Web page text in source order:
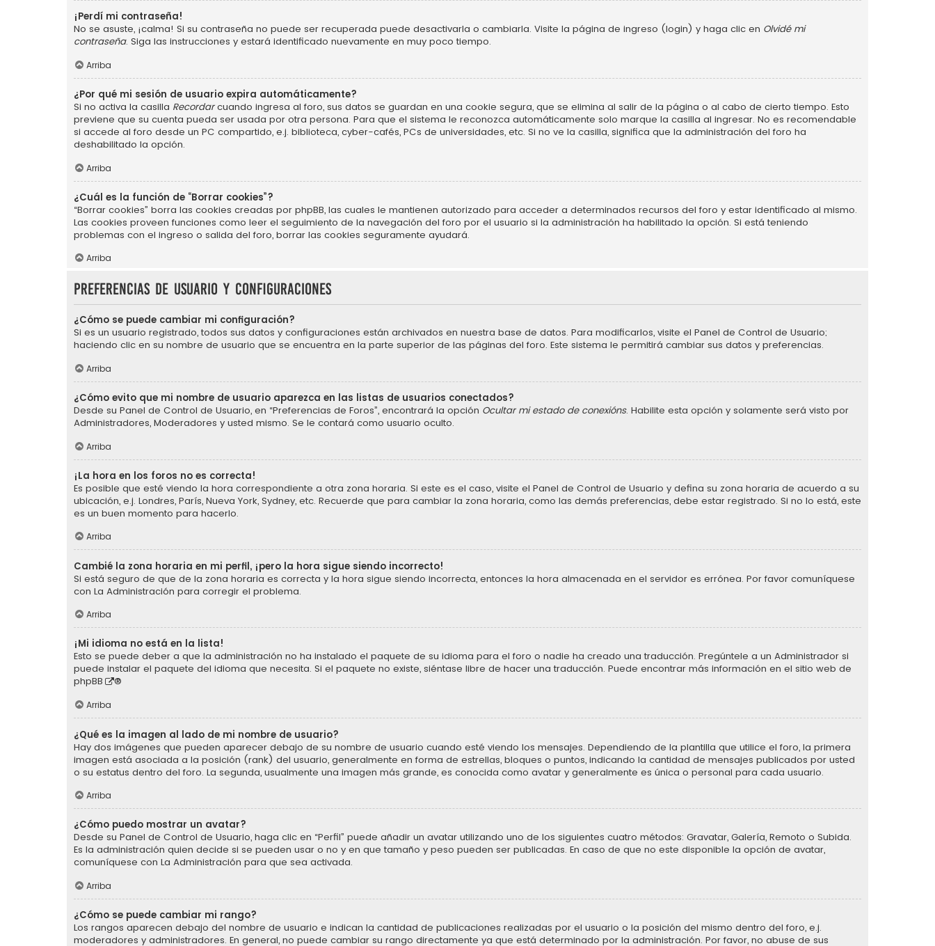
¡Perdí mi contraseña!
No se asuste, ¡calma! Si su contraseña no puede ser recuperada puede desactivarla o cambiarla. Visite la página de ingreso (login) y haga clic en Olvidé mi
contraseña. Siga las instrucciones y estará identificado nuevamente en muy poco tiempo.
Arriba
¿Por qué mi sesión de usuario expira automáticamente?
Si no activa la casilla Recordarcuando ingresa al foro, sus datos se guardan en una cookie segura, que se elimina al salir de la página o al cabo de cierto tiempo. Esto
previene que su cuenta pueda ser usada por otra persona. Para que el sistema le reconozca automáticamente solo marque la casilla al ingresar. No es recomendable
si accede al foro desde un PC compartido, e.j. biblioteca, cyber-cafés, PCs de universidades, etc. Si no ve la casilla, significa que la administración del foro ha
deshabilitado la opción.
Arriba
¿Cuál es la función de “Borrar cookies”?
“Borrar cookies” borra las cookies creadas por phpBB, las cuales le mantienen autorizado para acceder a determinados recursos del foro y estar identificado al mismo.
Las cookies proveen funciones como leer el seguimiento de la navegación del foro por el usuario si la administración ha habilitado la opción. Si está teniendo
problemas con el ingreso o salida del foro, borrar las cookies seguramente ayudará.
Arriba
Preferencias de usuario y configuraciones
¿Cómo se puede cambiar mi configuración?
Si es un usuario registrado, todos sus datos y configuraciones están archivados en nuestra base de datos. Para modificarlos, visite el Panel de Control de Usuario;
haciendo clic en su nombre de usuario que se encuentra en la parte superior de las páginas del foro. Este sistema le permitirá cambiar sus datos y preferencias.
Arriba
¿Cómo evito que mi nombre de usuario aparezca en las listas de usuarios conectados?
Desde su Panel de Control de Usuario, en “Preferencias de Foros”, encontrará la opción Ocultar mi estado de conexións. Habilite esta opción y solamente será visto por
Administradores, Moderadores y usted mismo. Se le contará como usuario oculto.
Arriba
¡La hora en los foros no es correcta!
Es posible que esté viendo la hora correspondiente a otra zona horaria. Si este es el caso, visite el Panel de Control de Usuario y defina su zona horaria de acuerdo a su
ubicación, e.j. Londres, París, Nueva York, Sydney, etc. Recuerde que para cambiar la zona horaria, como las demás preferencias, debe estar registrado. Si no lo está, este
es un buen momento para hacerlo.
Arriba
Cambié la zona horaria en mi perfil, ¡pero la hora sigue siendo incorrecto!
Si está seguro de que de la zona horaria es correcta y la hora sigue siendo incorrecta, entonces la hora almacenada en el servidor es errónea. Por favor comuníquese
con La Administración para corregir el problema.
Arriba
¡Mi idioma no está en la lista!
Esto se puede deber a que la administración no ha instalado el paquete de su idioma para el foro o nadie ha creado una traducción. Pregúntele a un Administrador si
puede instalar el paquete del idioma que necesita. Si el paquete no existe, siéntase libre de hacer una traducción. Puede encontrar más información en el sitio web de
phpBB
®
Arriba
¿Qué es la imagen al lado de mi nombre de usuario?
Hay dos imágenes que pueden aparecer debajo de su nombre de usuario cuando esté viendo los mensajes. Dependiendo de la plantilla que utilice el foro, la primera
imagen está asociada a la posición (rank) del usuario, generalmente en forma de estrellas, bloques o puntos, indicando la cantidad de mensajes publicados por usted
o su estatus dentro del foro. La segunda, usualmente una imagen más grande, es conocida como avatar y generalmente es única o personal para cada usuario.
Arriba
¿Cómo puedo mostrar un avatar?
Desde su Panel de Control de Usuario, haga clic en “Perfil” puede añadir un avatar utilizando uno de los siguientes cuatro métodos: Gravatar, Galería, Remoto o Subida.
Es la administración quien decide si se pueden usar o no y en que tamaño y peso pueden ser publicadas. En caso de que no este disponible la opción de avatar,
comuníquese con La Administración para que sea activada.
Arriba
¿Cómo se puede cambiar mi rango?
Los rangos aparecen debajo del nombre de usuario e indican la cantidad de publicaciones realizadas por el usuario o la posición del mismo dentro del foro, e.j.
moderadores y administradores. En general, no puede cambiar su rango directamente ya que está determinado por la administración. Por favor, no abuse de sus